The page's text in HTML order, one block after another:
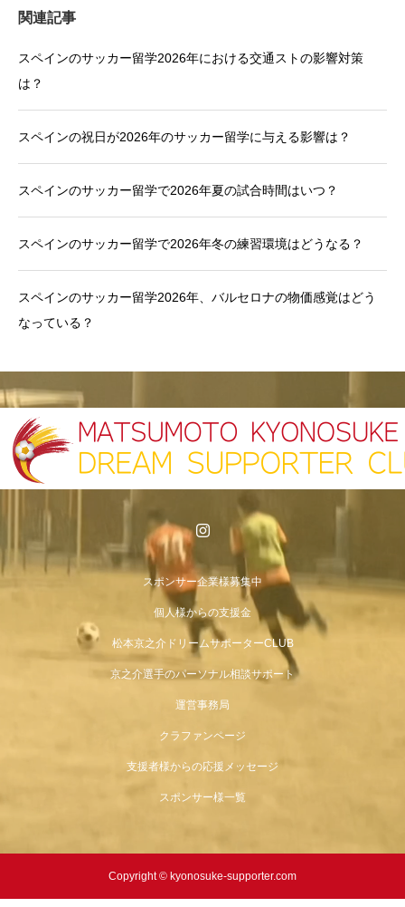
関連記事
スペインのサッカー留学2026年における交通ストの影響対策
は？
スペインの祝日が2026年のサッカー留学に与える影響は？
スペインのサッカー留学で2026年夏の試合時間はいつ？
スペインのサッカー留学で2026年冬の練習環境はどうなる？
スペインのサッカー留学2026年、バルセロナの物価感覚はどう
なっている？
スポンサー企業様募集中
個人様からの支援金
松本京之介ドリームサポーターCLUB
京之介選手のパーソナル相談サポート
運営事務局
クラファンページ
支援者様からの応援メッセージ
スポンサー様一覧
Copyright © kyonosuke-supporter.com
企業さまへ 運営事務局